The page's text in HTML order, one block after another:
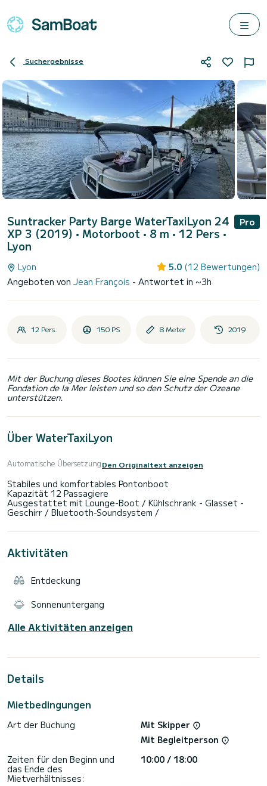
Suchergebnisse
Suntracker Party Barge WaterTaxiLyon 24
XP 3 (2019) • Motorboot • 8 m • 12 Pers •
Lyon
Pro
Lyon 5.0 (12 Bewertungen)
Angeboten von Jean François - Antwortet in ~3h
12 Pers. 150 PS 8 Meter 2019
Mit der Buchung dieses Bootes können Sie eine Spende an die
Fondation de la Mer leisten und so den Schutz der Ozeane
unterstützen.
Über WaterTaxiLyon
Automatische ÜbersetzungDen Originaltext anzeigen
Stabiles und komfortables Pontonboot
Kapazität 12 Passagiere
Ausgestattet mit Lounge-Boot / Kühlschrank - Glasset -
Aktivitäten
Entdeckung
Sonnenuntergang
Alle Aktivitäten anzeigen
Details
Mietbedingungen
Art der Buchung
Mit Skipper
Mit Begleitperson
Zeiten für den Beginn und
das Ende des
Mietverhältnisses:
10:00 / 18:00